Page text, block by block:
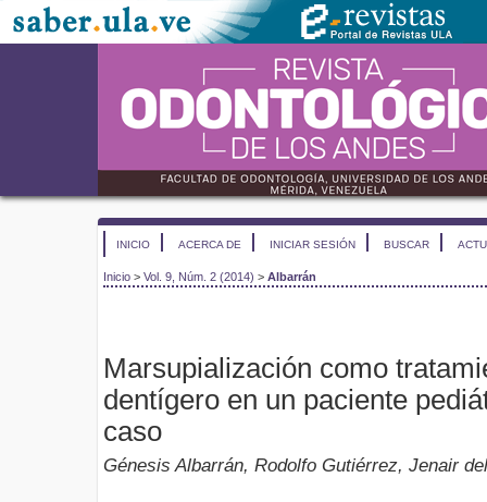
INICIO ACERCA DE INICIAR SESIÓN BUSCAR
Inicio > Vol. 9, Núm. 2 (2014) > Albarrán
Marsupialización como
dentígero en un paciente
caso
Génesis Albarrán, Rodolfo Gutiérrez, Jenair